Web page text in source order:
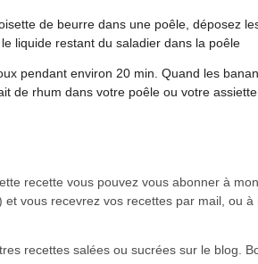
de beurre dans une poêle, déposez
liquide restant du saladier dans la poêle
pendant environ 20 min. Quand les
de rhum dans votre poêle ou votre
recette vous pouvez vous abonner à
et vous recevrez vos recettes par mail, ou à
recettes salées ou sucrées sur le blog.